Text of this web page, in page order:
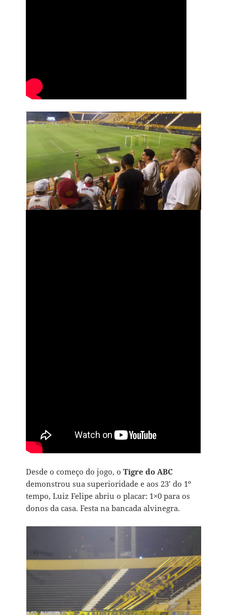
Desde o começo do jogo, oTigre do ABC
demonstrou sua superioridade e aos 23’ do 1º
tempo, Luiz Felipe abriu o placar: 1×0 para os
donos da casa. Festa na bancada alvinegra.